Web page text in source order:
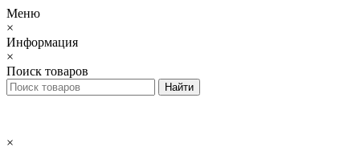
Меню
×
Информация
×
Поиск товаров
×